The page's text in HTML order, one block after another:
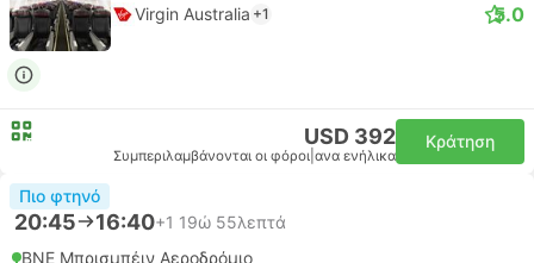
Virgin Australia +1 5.0
USD 392
Συμπεριλαμβάνονται οι φόροι ανα ενήλικα
Κράτηση
Πιο φτηνό
20:45 16:40+1 19ώ 55λεπτά
BNE Μπρισμπέιν Αεροδρόμιο